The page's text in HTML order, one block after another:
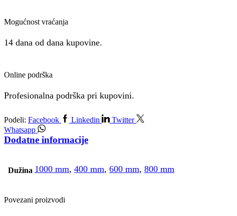
Mogućnost vraćanja
14 dana od dana kupovine.
Online podrška
Profesionalna podrška pri kupovini.
Podeli: Facebook Linkedin
Twitter
Whatsapp
Dodatne informacije
Dužina 1000 mm, 400 mm, 600 mm, 800 mm
Povezani proizvodi